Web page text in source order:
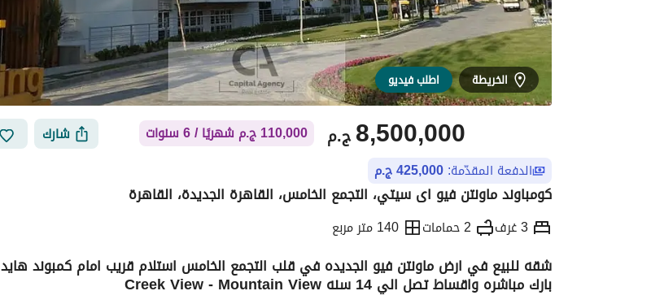
الخريطة اطلب فيديو
ج.م8,500,000 110,000 ج.م شهريًا / 6 سنوات شارك
الدفعة المقدّمة: 425,000 ج.م
كومباوند ماونتن فيو اى سيتي، التجمع الخامس، القاهرة الجديدة، القاهرة
3 غرف 2 حمامات 140 متر مربع
التفاصيل الاتجاهات والمؤشرات الموقع والأماكن القريبة
شقه للبيع في ارض ماونتن فيو الجديده في قلب التجمع الخامس استلام قريب امام كمبوند هايد
بارك مباشره واقساط تصل الي 14 سنه Creek View - Mountain View